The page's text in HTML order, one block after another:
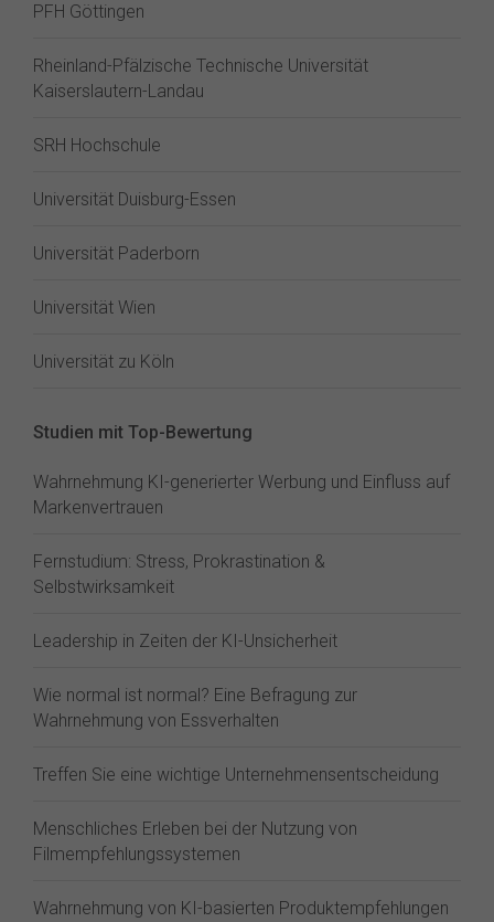
PFH Göttingen
Rheinland-Pfälzische Technische Universität
Kaiserslautern-Landau
SRH Hochschule
Universität Duisburg-Essen
Universität Paderborn
Universität Wien
Universität zu Köln
Studien mit Top-Bewertung
Wahrnehmung KI-generierter Werbung und Einfluss auf
Markenvertrauen
Fernstudium: Stress, Prokrastination &
Selbstwirksamkeit
Leadership in Zeiten der KI-Unsicherheit
Wie normal ist normal? Eine Befragung zur
Wahrnehmung von Essverhalten
Treffen Sie eine wichtige Unternehmensentscheidung
Menschliches Erleben bei der Nutzung von
Filmempfehlungssystemen
Wahrnehmung von KI-basierten Produktempfehlungen